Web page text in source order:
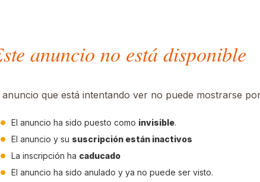
anuncio no está disponible
anuncio que está intentando ver no puede mostrarse
El anuncio ha sido puesto como invisible.
El anuncio y su suscripción están inactivos
La inscripción ha caducado
El anuncio ha sido anulado y ya no puede ser visto.